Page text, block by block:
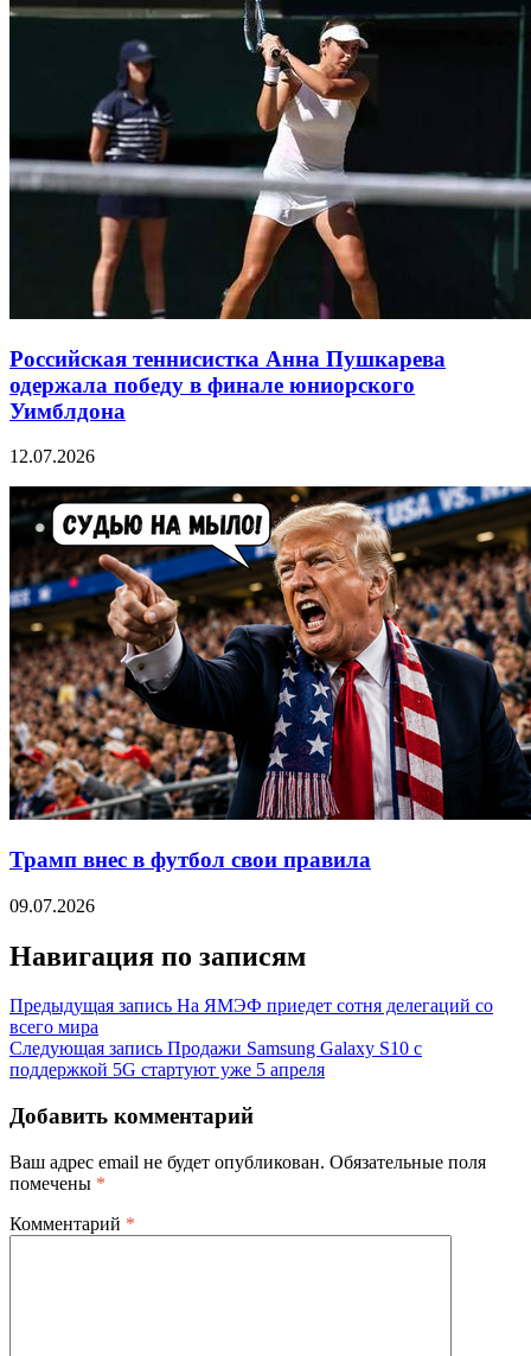
Российская теннисистка Анна Пушкарева
одержала победу в финале юниорского
Уимблдона
12.07.2026
Трамп внес в футбол свои правила
09.07.2026
Навигация по записям
Предыдущая запись На ЯМЭФ приедет сотня делегаций со
всего мира
Следующая запись Продажи Samsung Galaxy S10 с
поддержкой 5G стартуют уже 5 апреля
Добавить комментарий
Ваш адрес email не будет опубликован. Обязательные поля
помечены *
Комментарий *